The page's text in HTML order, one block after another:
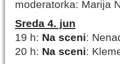
moderatorka: Marija
Sreda 4. jun
19 h: Na sceni:
20 h: Na sceni: